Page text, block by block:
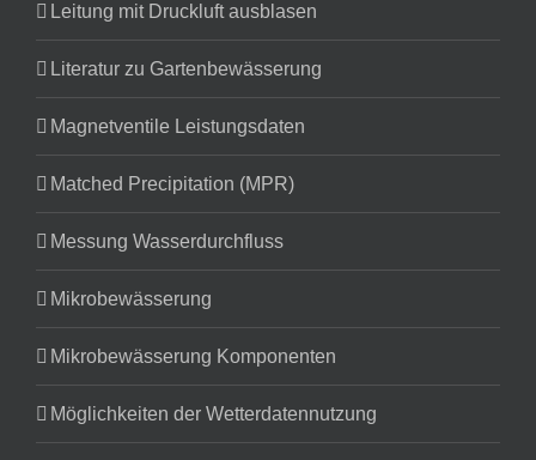
Leitung mit Druckluft ausblasen
Literatur zu Gartenbewässerung
Magnetventile Leistungsdaten
Matched Precipitation (MPR)
Messung Wasserdurchfluss
Mikrobewässerung
Mikrobewässerung Komponenten
Möglichkeiten der Wetterdatennutzung